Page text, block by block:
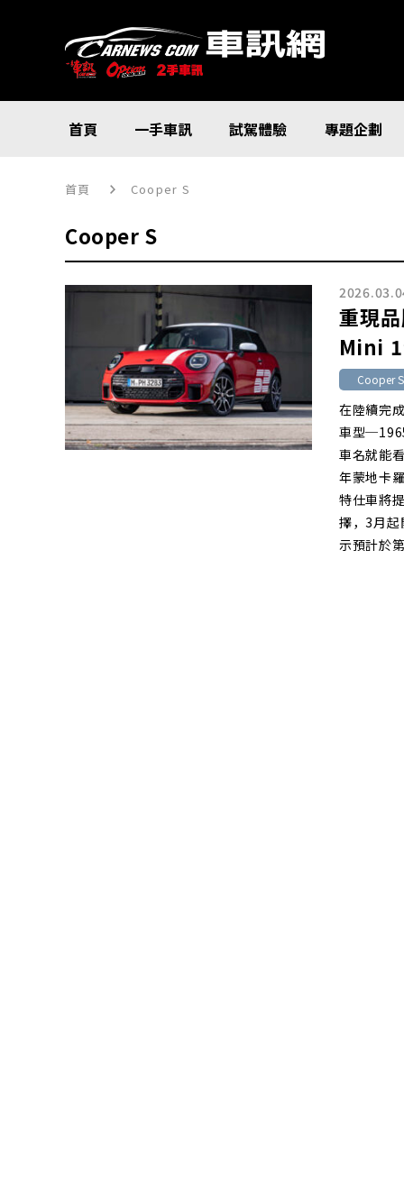
首頁 一手車訊 試駕體驗 專題企劃
首頁 Cooper S
Cooper S
重現
Mini
Cooper S
在陸續完
車型
車名就能
年蒙地卡
特仕車將
擇，3月起
示預計於